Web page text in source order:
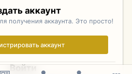
аккаунт
получения аккаунта. Это просто!
аккаунт
Войти